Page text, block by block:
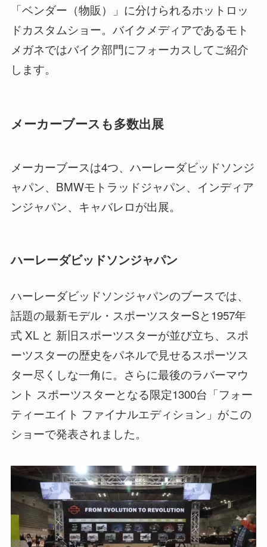
「ベンダー（物販）」に分けられるホットロッ
ドカスタムショー。バイクメディアであるモト
メガネではバイク部門にフォーカスしてご紹介
します。
メーカーブースも多数出展
メーカーブースは4つ、ハーレーダビッドソンジ
ャパン、BMWモトラッドジャパン、インディア
ンジャパン、キャバレロが出展。
ハーレーダビッドソンジャパン
ハーレーダビッドソンジャパンのブースでは、
話題の最新モデル・スポーツスターSと1957年
式 XL と 新旧スポーツスターが並び立ち、スポ
ーツスターの歴史をパネルで見せるスポーツス
ター尽くしな一角に。さらに最後のラバーマウ
ント スポーツスターとなる限定1300台「フォー
ティーエイト ファイナルエディション」がこの
ショーで発表されました。